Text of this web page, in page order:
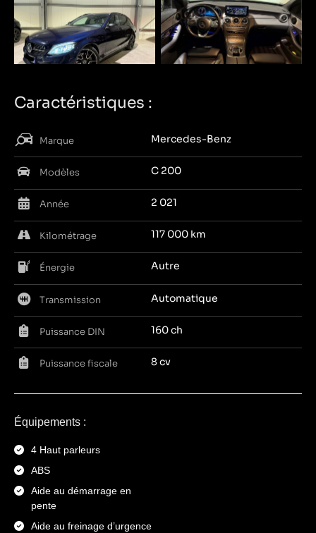
Caractéristiques :
Marque Mercedes-Benz
Modèles C 200
Année 2 021
Kilométrage 117 000 km
Énergie Autre
Transmission Automatique
Puissance DIN 160 ch
Puissance fiscale 8 cv
Équipements :
4 Haut parleurs
ABS
Aide au démarrage en
pente
Aide au freinage d’urgence